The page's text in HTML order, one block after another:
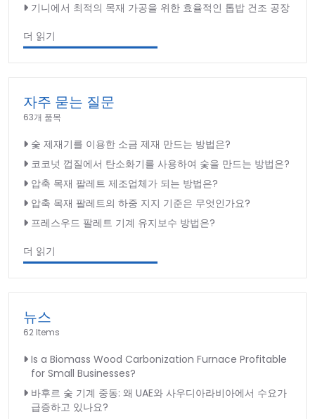
기니에서 최적의 목재 가공을 위한 효율적인 톱밥 건조 공장
더 읽기
자주 묻는 질문
63개 품목
숯 제재기를 이용한 소금 제재 만드는 방법은?
코코넛 껍질에서 탄소화기를 사용하여 숯을 만드는 방법은?
압축 목재 팔레트 제조업체가 되는 방법은?
압축 목재 팔레트의 하중 지지 기준은 무엇인가요?
프레스우드 팔레트 기계 유지보수 방법은?
더 읽기
뉴스
62 Items
Is a Biomass Wood Carbonization Furnace Profitable
for Small Businesses?
바후르 숯 기계 중동: 왜 UAE와 사우디아라비아에서 수요가
급증하고 있나요?